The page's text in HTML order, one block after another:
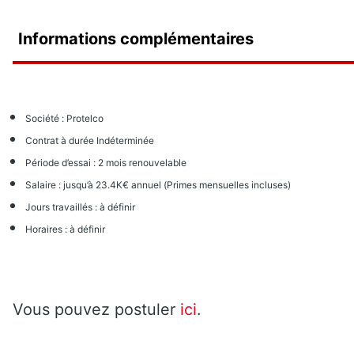
Informations complémentaires
Société : Protelco
Contrat à durée Indéterminée
Période d’essai : 2 mois renouvelable
Salaire : jusqu’à 23.4K€ annuel (Primes mensuelles incluses)
Jours travaillés : à définir
Horaires : à définir
Vous pouvez postuler ici.